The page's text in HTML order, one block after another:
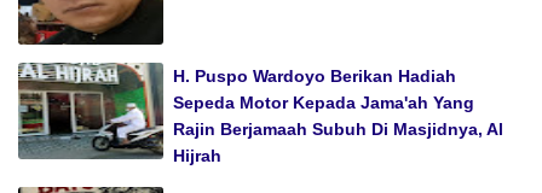
H. Puspo Wardoyo Berikan Hadiah
Sepeda Motor Kepada Jama'ah Yang
Rajin Berjamaah Subuh Di Masjidnya, Al
Hijrah